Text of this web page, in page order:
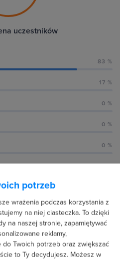
uczestników
83 %
17 %
0 %
0 %
0 %
Potwierdzona transakcja
potrzeb
wrażenia podczas korzystania z
na niej ciasteczka. To dzięki
na naszej stronie, zapamiętywać
reklamy,
Twoich potrzeb oraz zwiększać
to Ty decydujesz. Możesz w